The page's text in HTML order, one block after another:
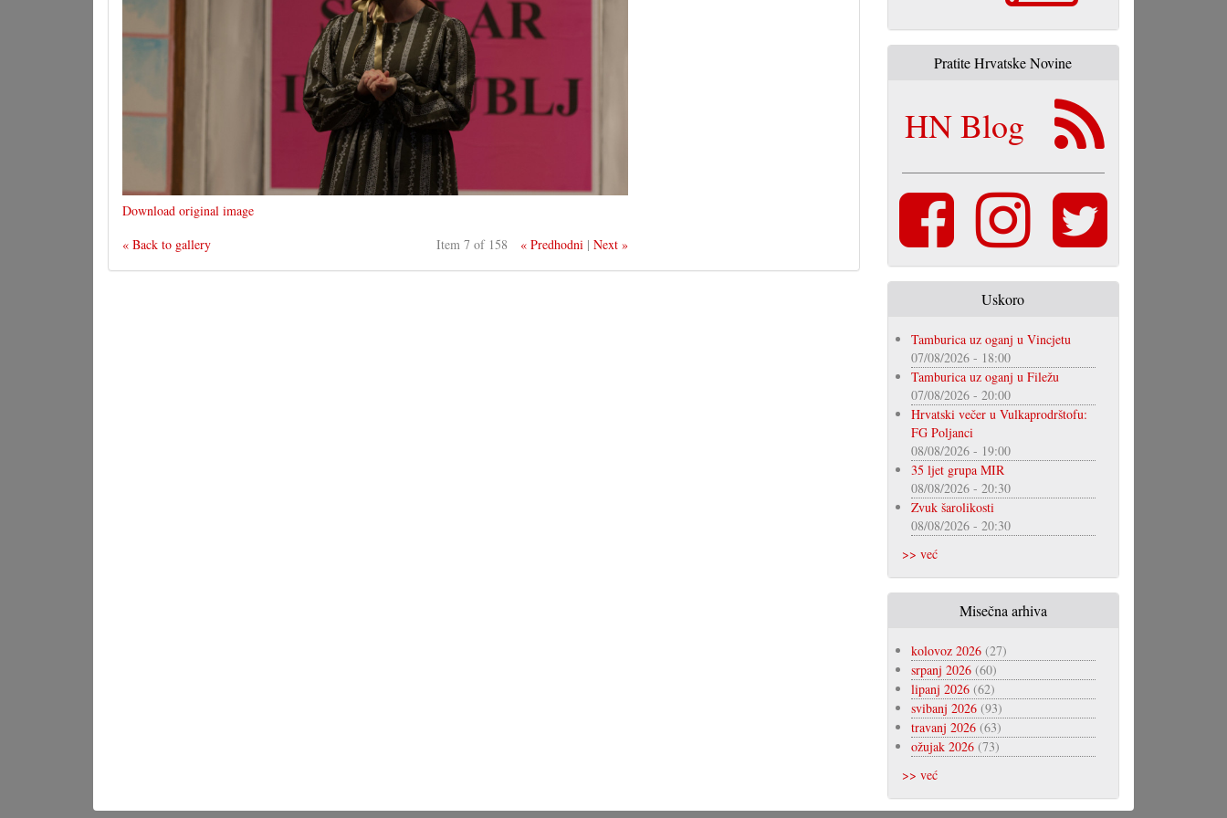
Download original image
« Back to gallery
Item 7 of 158 « Predhodni |Next »
Pratite Hrvatske Novine
HN Blog
Uskoro
Tamburica uz oganj u Vincjetu
07/08/2026 - 18:00
Tamburica uz oganj u Filežu
07/08/2026 - 20:00
Hrvatski večer u Vulkaprodrštofu:
FG Poljanci
08/08/2026 - 19:00
35 ljet grupa MIR
08/08/2026 - 20:30
Zvuk šarolikosti
08/08/2026 - 20:30
>> već
Misečna arhiva
kolovoz 2026(27)
srpanj 2026(60)
lipanj 2026(62)
svibanj 2026(93)
travanj 2026(63)
ožujak 2026(73)
>> već